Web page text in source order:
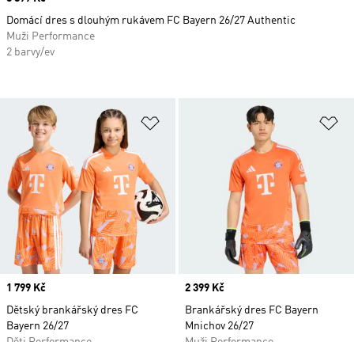
Přidat do seznamu přání
Price
1 799 Kč
Dětský brankářský dres FC
Bayern 26/27
Price
2 399 Kč
Brankářský dres FC Bayern
Mnichov 26/27
Domácí dres s dlouhým rukávem FC Bayern 26/27 Authentic
Muži Performance
2 barvy/ev